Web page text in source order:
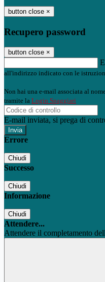
button close ×
Recupero password
button close ×
all'indirizzo indicato con le
Non hai una e-mail associata al
tramite la Login Spaggiari
E-mail inviata, si prega di
Errore
Chiudi
Successo
Chiudi
Informazione
Chiudi
Attendere...
Attendere il completamento